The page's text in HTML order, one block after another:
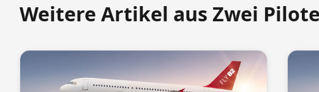
Weitere Artikel aus Zwei